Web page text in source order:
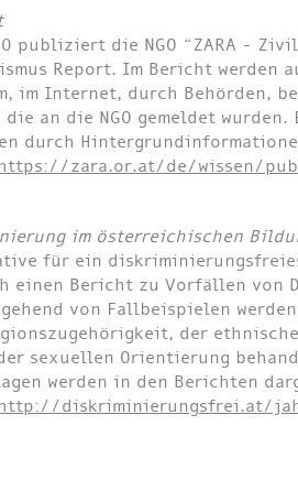
publiziert die NGO “ZARA -
Report. Im Bericht werden
im Internet, durch Behörden,
an die NGO gemeldet
durch
zara.or.at/de/wissen/
im österreichischen
für ein
einen Bericht zu Vorfällen von
von Fallbeispielen
der
sexuellen Orientierung
werden in den Berichten
diskriminierungsfrei.at/